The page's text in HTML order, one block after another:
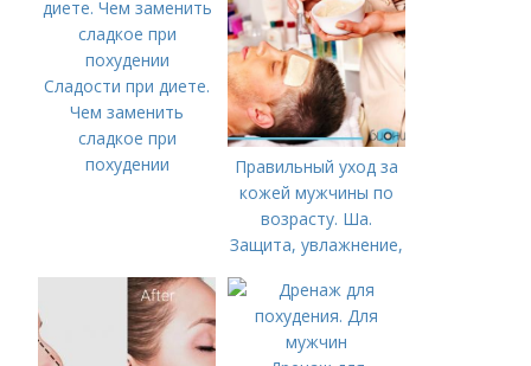
Сладости при диете.
Чем заменить
сладкое при
похудении
Правильный уход за
кожей мужчины по
возрасту. Ша.
Защита, увлажнение,